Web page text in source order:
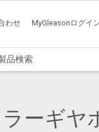
わせ MyGleasonログイ
品検索
ーギヤ